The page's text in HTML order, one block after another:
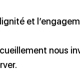
et
nous